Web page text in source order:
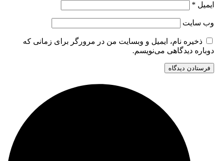
ایمیل *
وب‌ سایت
ذخیره نام، ایمیل و وبسایت من در مرورگر برای زمانی که
دوباره دیدگاهی می‌نویسم.